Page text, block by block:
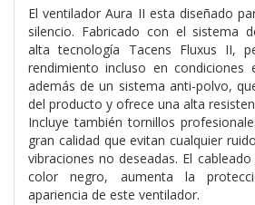
El ventilador Aura II esta diseñado
silencio. Fabricado con el sistema
alta tecnología Tacens Fluxus II,
rendimiento incluso en condiciones
además de un sistema anti-polvo,
del producto y ofrece una alta
Incluye también tornillos
gran calidad que evitan cualquier
vibraciones no deseadas. El
color negro, aumenta la
apariencia de este ventilador.